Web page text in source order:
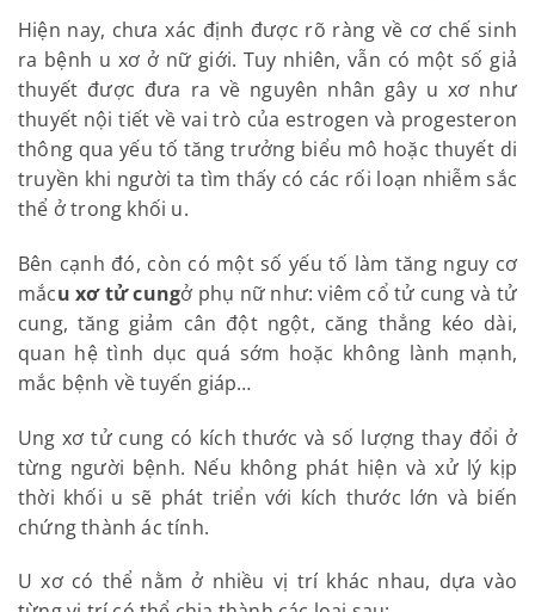
II. NGUYÊN NHÂN GÂY U XƠ TỬ CUNG
Hiện nay, chưa xác định được rõ ràng về cơ chế sinh
ra bệnh u xơ ở nữ giới. Tuy nhiên, vẫn có một số giả
thuyết được đưa ra về nguyên nhân gây u xơ như
thuyết nội tiết về vai trò của estrogen và
progesteron thông qua yếu tố tăng trưởng biểu mô
hoặc thuyết di truyền khi người ta tìm thấy có các
rối loạn nhiễm sắc thể ở trong khối u.
Bên cạnh đó, còn có một số yếu tố làm tăng nguy cơ
mắcu xơ tử cung ở phụ nữ như: viêm cổ tử cung và
tử cung, tăng giảm cân đột ngột, căng thẳng kéo
dài, quan hệ tình dục quá sớm hoặc không lành
mạnh, mắc bệnh về tuyến giáp…
Ung xơ tử cung có kích thước và số lượng thay đổi ở
từng người bệnh. Nếu không phát hiện và xử lý kịp
thời khối u sẽ phát triển với kích thước lớn và biến
chứng thành ác tính.